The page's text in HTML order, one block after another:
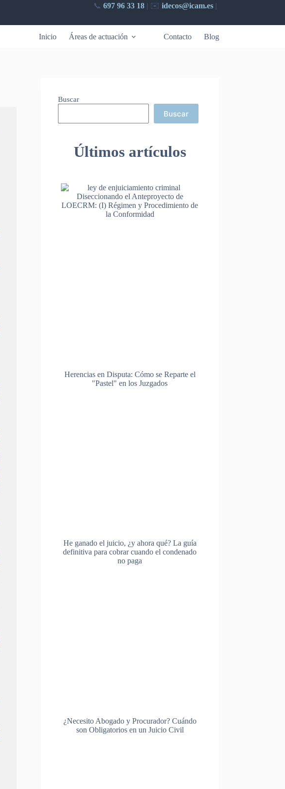
📞 697 96 33 18| ✉️​ idecos@icam.es|
Inicio Áreas de actuación Contacto Blog
Buscar
Buscar
Últimos artículos
Diseccionando el Anteproyecto de
LOECRM: (I) Régimen y Procedimiento de
la Conformidad
Herencias en Disputa: Cómo se Reparte el
"Pastel" en los Juzgados
He ganado el juicio, ¿y ahora qué? La guía
definitiva para cobrar cuando el condenado
no paga
¿Necesito Abogado y Procurador? Cuándo
son Obligatorios en un Juicio Civil